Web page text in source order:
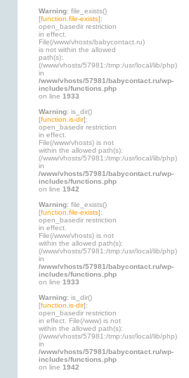
Warning: file_exists()
[function.file-exists]:
open_basedir restriction
in effect.
File(/www/vhosts/babycontact.ru)
is not within the allowed
path(s):
(/www/vhosts/57981:/tmp:/usr/local/lib/php)
in
/www/vhosts/57981/babycontact.ru/wp-
includes/functions.php
on line 1933
Warning: is_dir()
[function.is-dir]:
open_basedir restriction
in effect.
File(/www/vhosts) is not
within the allowed path(s):
(/www/vhosts/57981:/tmp:/usr/local/lib/php)
in
/www/vhosts/57981/babycontact.ru/wp-
includes/functions.php
on line 1942
Warning: file_exists()
[function.file-exists]:
open_basedir restriction
in effect.
File(/www/vhosts) is not
within the allowed path(s):
(/www/vhosts/57981:/tmp:/usr/local/lib/php)
in
/www/vhosts/57981/babycontact.ru/wp-
includes/functions.php
on line 1933
Warning: is_dir()
[function.is-dir]:
open_basedir restriction
in effect. File(/www) is not
within the allowed path(s):
(/www/vhosts/57981:/tmp:/usr/local/lib/php)
in
/www/vhosts/57981/babycontact.ru/wp-
includes/functions.php
on line 1942